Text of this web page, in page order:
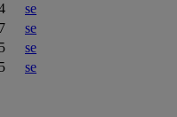
se
se
se
se